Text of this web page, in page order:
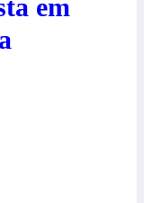
em